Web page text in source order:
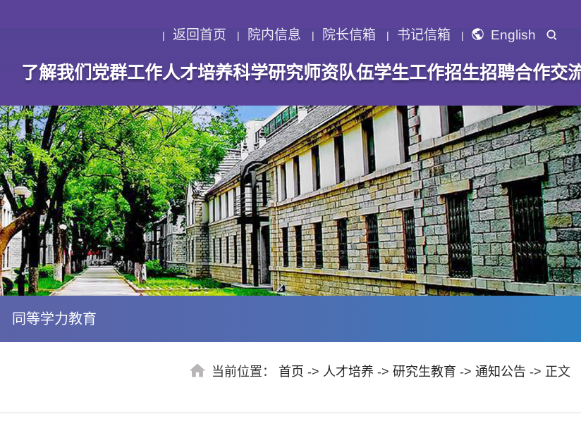
返回首页 院内信息 院长信箱 书记信箱 English
了解我们 党群工作人才培养科学研究师资队伍学生工作招生招聘合作交
同等学力教育
当前位置： 首页 -> 人才培养 -> 研究生教育 -> 通知公告 -> 正文